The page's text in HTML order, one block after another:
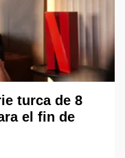
turca de 8
el fin de